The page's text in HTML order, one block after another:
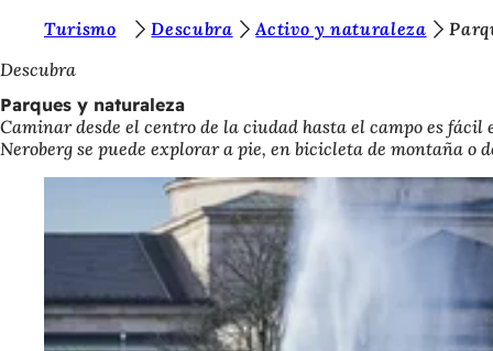
Saltar al contenido
s
t
á
Turismo Descubra Activo y naturaleza
Descubra
Parques y naturaleza
Caminar desde el centro de la ciudad hasta el campo es fácil
Neroberg se puede explorar a pie, en bicicleta de montaña